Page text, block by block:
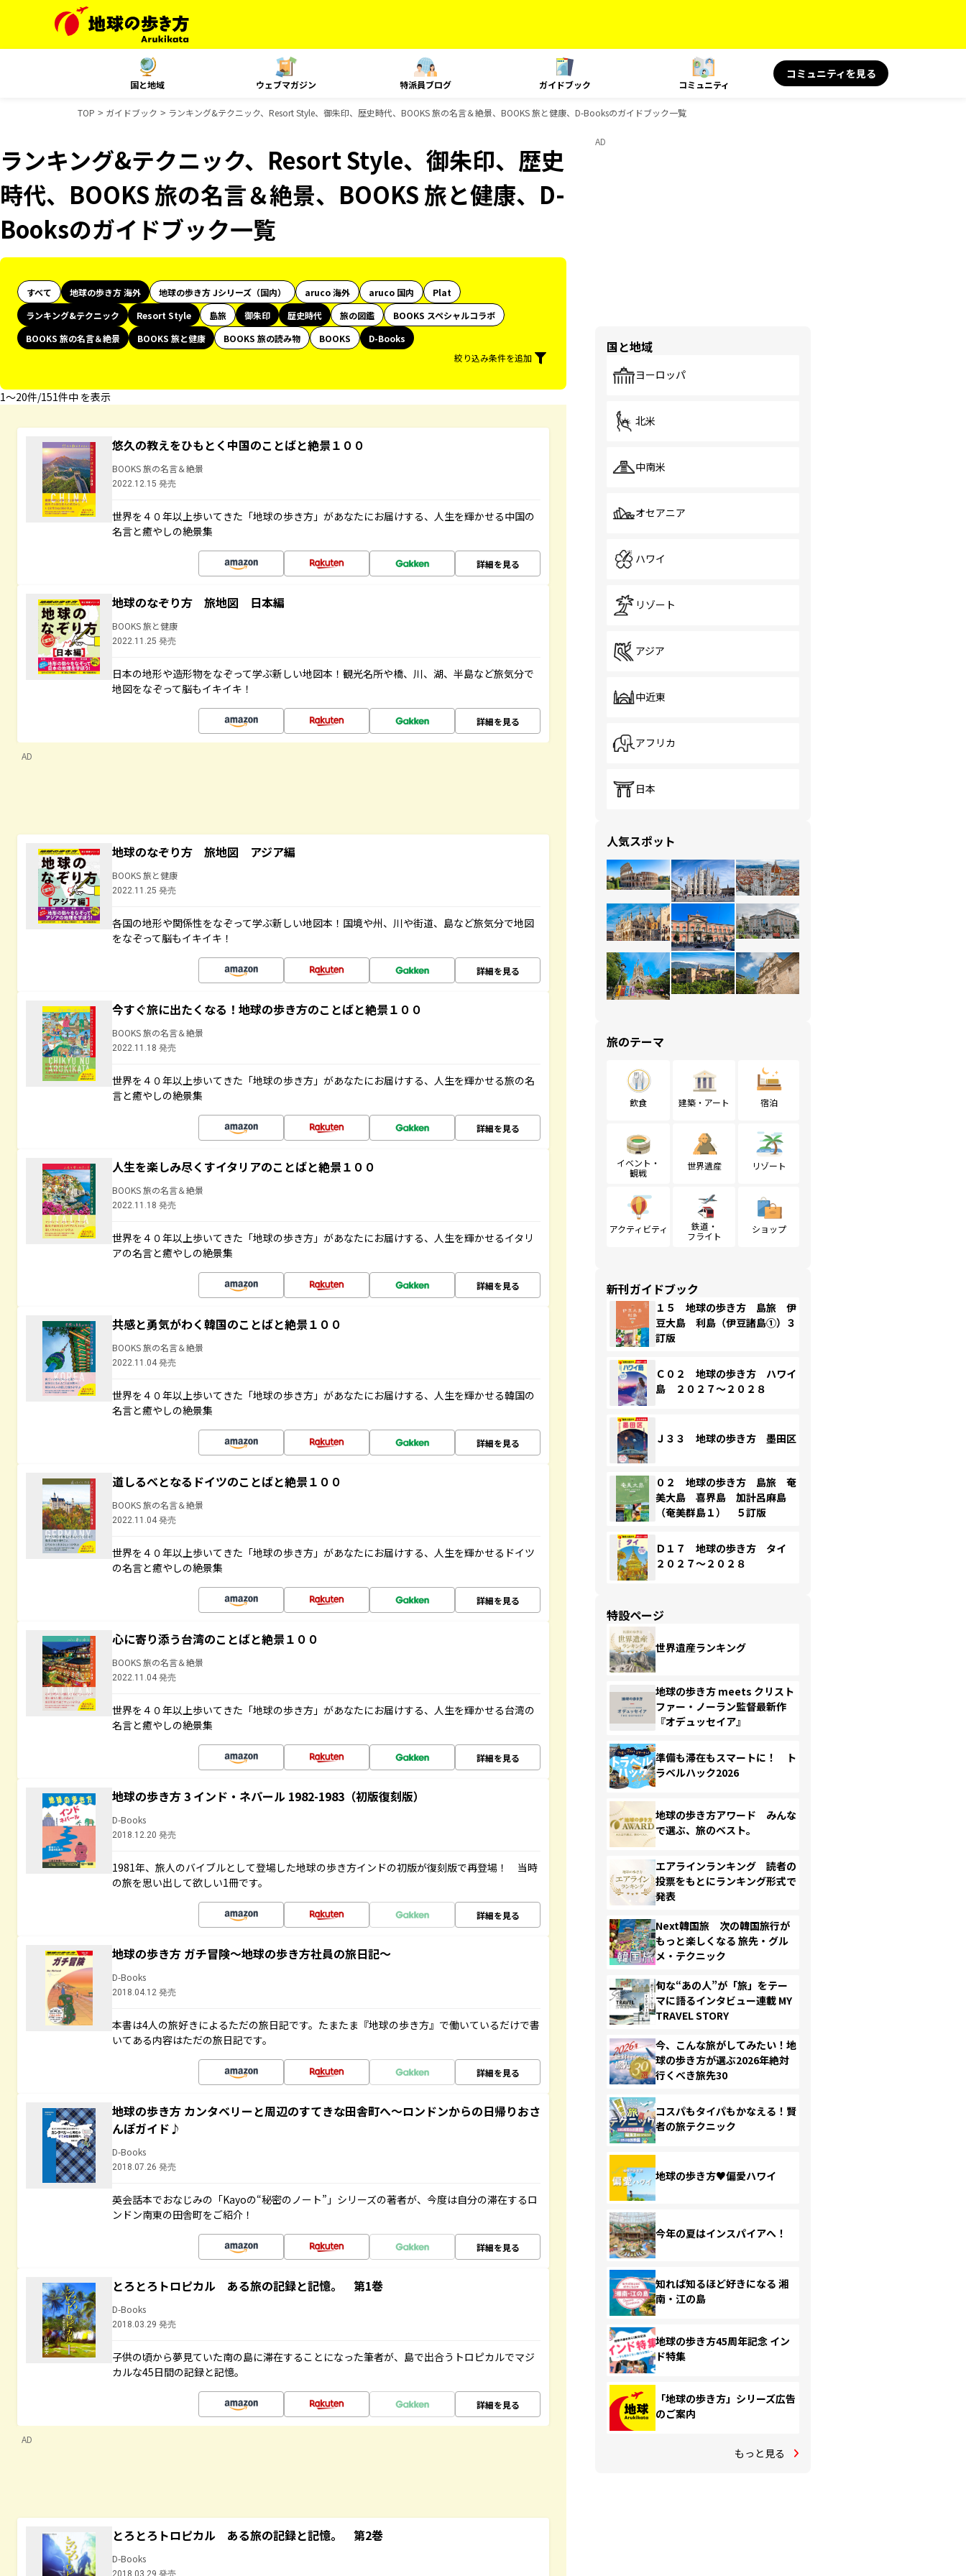
国と地域 ウェブマガジン 特派員ブログ ガイドブック コミュニティ
コミュニティを見る
TOP ガイドブック ランキング&テクニック、Resort Style、御朱印、歴史時代、BOOKS 旅の名言＆絶景、BOOKS 旅と健康、D-Booksのガイドブック一覧
ランキング&テクニック、Resort Style、御朱印、歴史
時代、BOOKS 旅の名言＆絶景、BOOKS 旅と健康、D-
Booksのガイドブック一覧
すべて 地球の歩き方 海外 地球の歩き方 Jシリーズ（国内） aruco 海外 aruco 国内
Plat
ランキング&テクニック
Resort Style 島旅 御朱印 歴史時代 旅の図鑑
BOOKS スペシャルコラボ
BOOKS 旅の名言＆絶景
BOOKS 旅と健康 BOOKS 旅の読み物 BOOKS
D-Books
絞り込み条件を追加
1〜20件/151件中 を表示
悠久の教えをひもとく中国のことばと絶景１００
BOOKS 旅の名言＆絶景
2022.12.15 発売
世界を４０年以上歩いてきた「地球の歩き方」があなたにお届けする、人生を輝かせる中国の
名言と癒やしの絶景集
詳細を見る
地球のなぞり方 旅地図 日本編
BOOKS 旅と健康
2022.11.25 発売
日本の地形や造形物をなぞって学ぶ新しい地図本！観光名所や橋、川、湖、半島など旅気分で
地図をなぞって脳もイキイキ！
詳細を見る
AD
地球のなぞり方 旅地図 アジア編
BOOKS 旅と健康
2022.11.25 発売
各国の地形や関係性をなぞって学ぶ新しい地図本！国境や州、川や街道、島など旅気分で地図
をなぞって脳もイキイキ！
詳細を見る
今すぐ旅に出たくなる！地球の歩き方のことばと絶景１００
BOOKS 旅の名言＆絶景
2022.11.18 発売
世界を４０年以上歩いてきた「地球の歩き方」があなたにお届けする、人生を輝かせる旅の名
言と癒やしの絶景集
詳細を見る
人生を楽しみ尽くすイタリアのことばと絶景１００
BOOKS 旅の名言＆絶景
2022.11.18 発売
世界を４０年以上歩いてきた「地球の歩き方」があなたにお届けする、人生を輝かせるイタリ
アの名言と癒やしの絶景集
詳細を見る
共感と勇気がわく韓国のことばと絶景１００
BOOKS 旅の名言＆絶景
2022.11.04 発売
世界を４０年以上歩いてきた「地球の歩き方」があなたにお届けする、人生を輝かせる韓国の
名言と癒やしの絶景集
詳細を見る
道しるべとなるドイツのことばと絶景１００
BOOKS 旅の名言＆絶景
2022.11.04 発売
世界を４０年以上歩いてきた「地球の歩き方」があなたにお届けする、人生を輝かせるドイツ
の名言と癒やしの絶景集
詳細を見る
心に寄り添う台湾のことばと絶景１００
BOOKS 旅の名言＆絶景
2022.11.04 発売
世界を４０年以上歩いてきた「地球の歩き方」があなたにお届けする、人生を輝かせる台湾の
名言と癒やしの絶景集
詳細を見る
地球の歩き方 3 インド・ネパール 1982-1983（初版復刻版）
D-Books
2018.12.20 発売
1981年、旅人のバイブルとして登場した地球の歩き方インドの初版が復刻版で再登場！ 当時
の旅を思い出して欲しい1冊です。
詳細を見る
地球の歩き方 ガチ冒険～地球の歩き方社員の旅日記～
D-Books
2018.04.12 発売
本書は4人の旅好きによるただの旅日記です。たまたま『地球の歩き方』で働いているだけで書
いてある内容はただの旅日記です。
詳細を見る
地球の歩き方 カンタベリーと周辺のすてきな田舎町へ～ロンドンからの日帰りおさ
んぽガイド♪
D-Books
2018.07.26 発売
英会話本でおなじみの「Kayoの“秘密のノート”」シリーズの著者が、今度は自分の滞在するロ
ンドン南東の田舎町をご紹介！
詳細を見る
とろとろトロピカル ある旅の記録と記憶。 第1巻
D-Books
2018.03.29 発売
子供の頃から夢見ていた南の島に滞在することになった筆者が、島で出合うトロピカルでマジ
カルな45日間の記録と記憶。
詳細を見る
AD
とろとろトロピカル ある旅の記録と記憶。 第2巻
D-Books
2018.03.29 発売
AD
国と地域
ヨーロッパ
北米
中南米
オセアニア
ハワイ
リゾート
アジア
中近東
アフリカ
日本
人気スポット
旅のテーマ
飲食 建築・アート 宿泊
イベント・
観戦
世界遺産 リゾート
アクティビティ
鉄道・
フライト
ショップ
新刊ガイドブック
１５ 地球の歩き方 島旅 伊
豆大島 利島（伊豆諸島①）３
訂版
Ｃ０２ 地球の歩き方 ハワイ
島 ２０２７～２０２８
Ｊ３３ 地球の歩き方 墨田区
０２ 地球の歩き方 島旅 奄
美大島 喜界島 加計呂麻島
（奄美群島１） ５訂版
Ｄ１７ 地球の歩き方 タイ
２０２７～２０２８
特設ページ
世界遺産ランキング
地球の歩き方 meets クリスト
ファー・ノーラン監督最新作
『オデュッセイア』
準備も滞在もスマートに！ ト
ラベルハック2026
地球の歩き方アワード みんな
で選ぶ、旅のベスト。
エアラインランキング 読者の
投票をもとにランキング形式で
発表
Next韓国旅 次の韓国旅行が
もっと楽しくなる 旅先・グル
メ・テクニック
旬な“あの人”が「旅」をテー
マに語るインタビュー連載 MY
TRAVEL STORY
今、こんな旅がしてみたい！地
球の歩き方が選ぶ2026年絶対
行くべき旅先30
コスパもタイパもかなえる！賢
者の旅テクニック
地球の歩き方♥偏愛ハワイ
今年の夏はインスパイアへ！
知れば知るほど好きになる 湘
南・江の島
地球の歩き方45周年記念 イン
ド特集
「地球の歩き方」シリーズ広告
のご案内
もっと見る